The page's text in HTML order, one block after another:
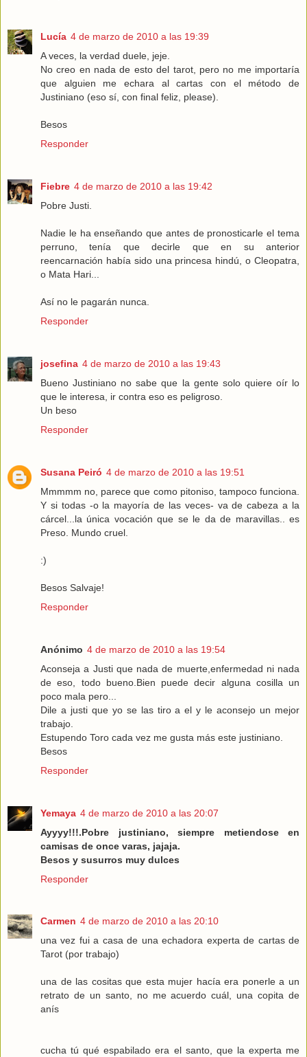
Lucía 4 de marzo de 2010 a las 19:39
A veces, la verdad duele, jeje.
No creo en nada de esto del tarot, pero no me importaría
que alguien me echara al cartas con el método de
Justiniano (eso sí, con final feliz, please).
Besos
Responder
Fiebre 4 de marzo de 2010 a las 19:42
Pobre Justi.
Nadie le ha enseñando que antes de pronosticarle el tema
perruno, tenía que decirle que en su anterior
reencarnación había sido una princesa hindú, o Cleopatra,
o Mata Hari...
Así no le pagarán nunca.
Responder
josefina 4 de marzo de 2010 a las 19:43
Bueno Justiniano no sabe que la gente solo quiere oír lo
que le interesa, ir contra eso es peligroso.
Un beso
Responder
Susana Peiró 4 de marzo de 2010 a las 19:51
Mmmmm no, parece que como pitoniso, tampoco funciona.
Y si todas -o la mayoría de las veces- va de cabeza a la
cárcel...la única vocación que se le da de maravillas.. es
Preso. Mundo cruel.
:)
Besos Salvaje!
Responder
Anónimo 4 de marzo de 2010 a las 19:54
Aconseja a Justi que nada de muerte,enfermedad ni nada
de eso, todo bueno.Bien puede decir alguna cosilla un
poco mala pero...
Dile a justi que yo se las tiro a el y le aconsejo un mejor
trabajo.
Estupendo Toro cada vez me gusta más este justiniano.
Besos
Responder
Yemaya 4 de marzo de 2010 a las 20:07
Ayyyy!!!.Pobre justiniano, siempre metiendose en
camisas de once varas, jajaja.
Besos y susurros muy dulces
Responder
Carmen 4 de marzo de 2010 a las 20:10
una vez fui a casa de una echadora experta de cartas de
Tarot (por trabajo)
una de las cositas que esta mujer hacía era ponerle a un
retrato de un santo, no me acuerdo cuál, una copita de
anís
cucha tú qué espabilado era el santo, que la experta me